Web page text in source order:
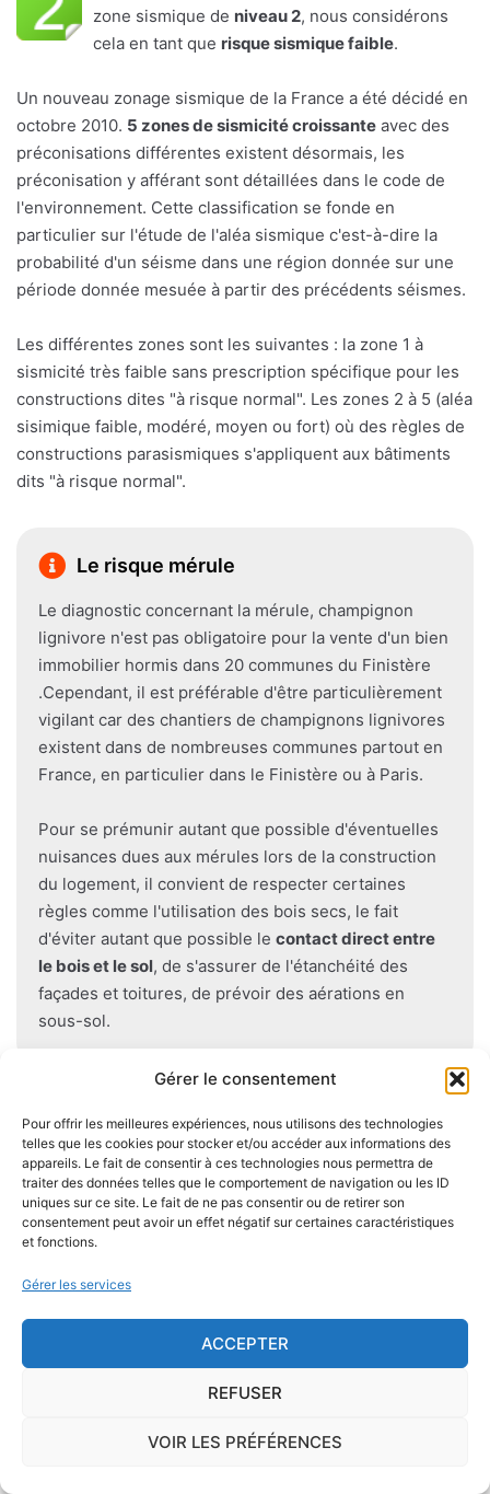
Gérer le consentement
Pour offrir les meilleures expériences, nous utilisons des technologies
telles que les cookies pour stocker et/ou accéder aux informations des
appareils. Le fait de consentir à ces technologies nous permettra de
traiter des données telles que le comportement de navigation ou les ID
uniques sur ce site. Le fait de ne pas consentir ou de retirer son
consentement peut avoir un effet négatif sur certaines caractéristiques
et fonctions.
Gérer les services
ACCEPTER
REFUSER
VOIR LES PRÉFÉRENCES
zone sismique de niveau 2, nous considérons
cela en tant que risque sismique faible.
Un nouveau zonage sismique de la France a été décidé en
octobre 2010. 5 zones de sismicité croissante avec des
préconisations différentes existent désormais, les
préconisation y afférant sont détaillées dans le code de
l'environnement. Cette classification se fonde en
particulier sur l'étude de l'aléa sismique c'est-à-dire la
probabilité d'un séisme dans une région donnée sur une
période donnée mesuée à partir des précédents séismes.
Les différentes zones sont les suivantes : la zone 1 à
sismicité très faible sans prescription spécifique pour les
constructions dites "à risque normal". Les zones 2 à 5 (aléa
sisimique faible, modéré, moyen ou fort) où des règles de
constructions parasismiques s'appliquent aux bâtiments
dits "à risque normal".
Le risque mérule
Le diagnostic concernant la mérule, champignon
lignivore n'est pas obligatoire pour la vente d'un bien
immobilier hormis dans 20 communes du Finistère
.Cependant, il est préférable d'être particulièrement
vigilant car des chantiers de champignons lignivores
existent dans de nombreuses communes partout en
France, en particulier dans le Finistère ou à Paris.
Pour se prémunir autant que possible d'éventuelles
nuisances dues aux mérules lors de la construction
du logement, il convient de respecter certaines
règles comme l'utilisation des bois secs, le fait
d'éviter autant que possible le contact direct entre
le bois et le sol, de s'assurer de l'étanchéité des
façades et toitures, de prévoir des aérations en
sous-sol.
Je demande le descriptif des
risques pour ma ville
Le risque Radon
La commune de Mérigny se trouve dans une
zone deconcentration de radon de 1, ce qui est
considéré commefaible
est un gaz radioactif issu de la désintégration du